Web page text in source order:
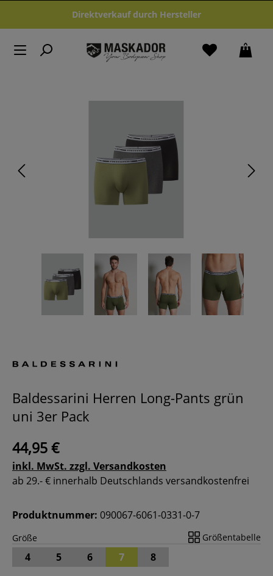
Zum Hauptinhalt springenDirektverkauf durch Hersteller
Baldessarini Herren Long-Pants grün
uni 3er Pack
44,95 €
inkl. MwSt. zzgl. Versandkosten
ab 29.- € innerhalb Deutschlands versandkostenfrei
Produktnummer: 090067-6061-0331-0-7
Größe Größentabelle
4 5 6 7 8